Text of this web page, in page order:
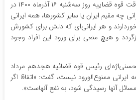
ذبیح‌الله خداییان سخنگوی وقت قوه قضاییه روز سه‌شنبه ۱۶ آذر‌ماه ۱۴۰۰ در
چه مقیم ایران یا سایر کشورها، همه ایرانی
و هر ایرانی‌ای که دلش برای کشورش
و هیچ منعی برای ورود این افراد وجود
رئیس قوه قضائیه هجدهم مرداد
ایرانی ممنوع‌الورود نیست، گفت: «اتفاقا اگر
مسائل آنها رسیدگی شود، به نفع آنهاست».